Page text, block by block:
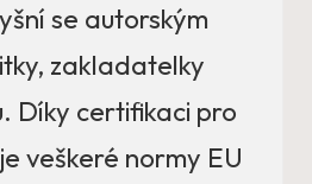
se autorským
zakladatelky
Díky certifikaci pro
veškeré normy EU